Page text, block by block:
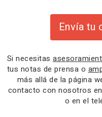
Envía tu
Si necesitas
tus notas de prensa o
más allá de la página
contacto con nosotros en
o en el